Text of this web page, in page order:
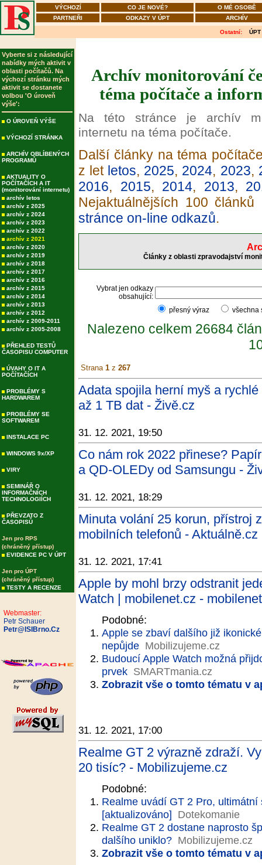
VÝCHOZÍ CO JE NOVÉ?
O MÉ OSOBĚ
PARTNEŘI
ODKAZY V ÚPT ARCHÍV
Ostatní: ÚPT
Vyberte si z následující
nabídky mých aktivit v
oblasti počítačů. Na
výchozí stránku mých
aktivit se dostanete
volbou 'O úroveň
výše':
O ÚROVEŇ VÝŠE
VÝCHOZÍ STRÁNKA
ARCHÍV OBLÍBENÝCH
PROGRAMŮ
AKTUALITY O
POČÍTAČÍCH A IT
(monitorování internetu)
archív letos
archív z 2025
archív z 2024
archív z 2023
archív z 2022
archív z 2021
archív z 2020
archív z 2019
archív z 2018
archív z 2017
archív z 2016
archív z 2015
archív z 2014
archív z 2013
archív z 2012
archív z 2009-2011
archív z 2005-2008
PŘEHLED TESTŮ
ČASOPISU COMPUTER
ÚVAHY O IT A
POČÍTAČÍCH
PROBLÉMY S
HARDWAREM
PROBLÉMY SE
SOFTWAREM
INSTALACE PC
WINDOWS 9x/XP
VIRY
SEMINÁŘ O
INFORMAČNÍCH
TECHNOLOGIÍCH
PŘEVZATO Z
ČASOPISŮ
Jen pro RPS
(chráněný přístup)
EVIDENCE PC V ÚPT
Jen pro ÚPT
(chráněný přístup)
TESTY A RECENZE
Webmaster:
Petr Schauer
Petr@ISIBrno.Cz
Archív monitorování
téma počítače a
Na této stránce je archív
internetu na téma počítače.
Další články na téma
z let letos, 2025, 2024, 2023,
2016, 2015, 2014, 2013,
Nejaktuálnějších 100
stránce on-line odkazů.
Články z oblasti zpravodajství
Vybrat jen odkazy
obsahující:
přesný výraz
Nalezeno celkem 26684
Strana 1 z 267
Adata spojila herní myš a
až 1 TB dat - Živě.cz
31. 12. 2021, 19:50
Co nám rok 2022 přinese?
a QD-OLEDy od Samsungu -
31. 12. 2021, 18:29
Minuta volání 25 korun, přístroj
mobilních telefonů -
31. 12. 2021, 17:41
Apple by mohl brzy odstranit
Watch | mobilenet.cz -
Podobné:
Apple se zbaví dalšího již
nepůjde Mobilizujeme.cz
Budoucí Apple Watch možná
prvek SMARTmania.cz
Zobrazit vše o tomto tématu v
31. 12. 2021, 17:00
Realme GT 2 výrazně zdraží.
20 tisíc? - Mobilizujeme.cz
Podobné:
Realme uvádí GT 2 Pro,
[aktualizováno] Dotekomanie
Realme GT 2 dostane naprosto
dalšího uniklo? Mobilizujeme.cz
Zobrazit vše o tomto tématu v